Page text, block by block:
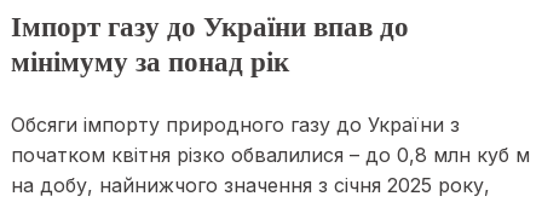
Імпорт газу до України впав до
мінімуму за понад рік
Обсяги імпорту природного газу до України з
початком квітня різко обвалилися – до 0,8 млн куб м
на добу, найнижчого значення з січня 2025 року,